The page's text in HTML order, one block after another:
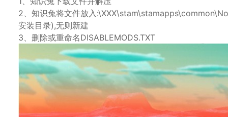
2、知识兔将文件放入
安装目录),无则新建
3、删除或重命名DISABLEMODS.TXT